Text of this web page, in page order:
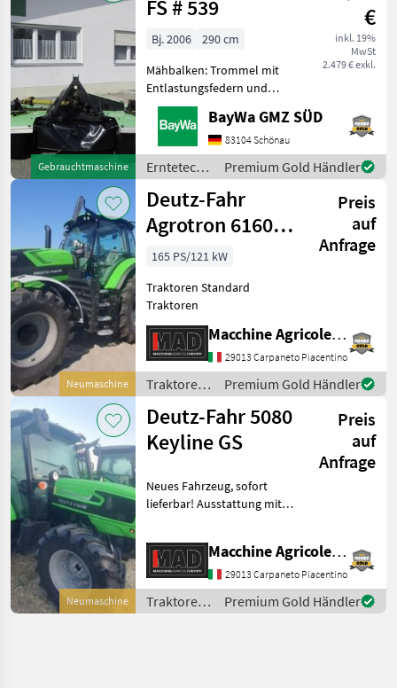
Gebrauchtmaschine
FS # 539
€
inkl. 19%
MwSt
2.479 € exkl.
Bj. 2006
290 cm
Mähbalken: Trommel mit
Entlastungsfedern und
Gelenkwelle Erntetechnik
Grünland MähwerkeBayWa GMZ SÜD
83104 Schönau
Erntetechnik
Grünland /
Deutz Fahr
Premium Gold Händler
Neumaschine
Deutz-Fahr
Agrotron 6160
RC Shift
Preis
auf
Anfrage
165 PS/121 kW
Traktoren Standard
Traktoren
Macchine Agricole Devoti Srl
29013 Carpaneto Piacentino
Traktoren
/ Deutz
Fahr
Premium Gold Händler
Neumaschine
Deutz-Fahr 5080
Keyline GS
Preis
auf
Anfrage
Neues Fahrzeug, sofort
lieferbar! Ausstattung mit
elektrohydraulischem Hi-
Lo-Getriebe, Super-
Untersetzungsgetriebe,
Luftfedersitz
Macchine Agricole Devoti Srl
29013 Carpaneto Piacentino
Traktoren
/ Deutz
Premium Gold Händler